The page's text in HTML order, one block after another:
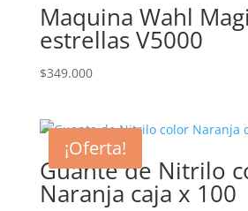
Maquina Wahl
estrellas V5000
$349.000
¡Oferta!
Guante de Nitrilo
Naranja caja x 100